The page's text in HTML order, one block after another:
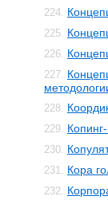
224.
225.
226.
227.
228.
229.
230.
231. Кора
232.